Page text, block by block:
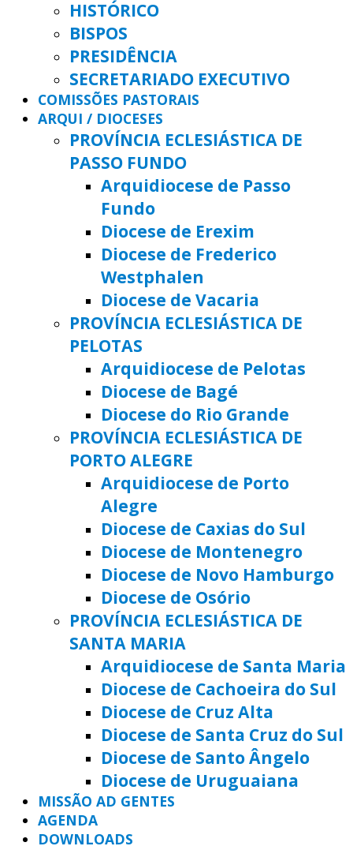
HISTÓRICO
BISPOS
PRESIDÊNCIA
SECRETARIADO EXECUTIVO
COMISSÕES PASTORAIS
ARQUI / DIOCESES
PROVÍNCIA ECLESIÁSTICA DE
PASSO FUNDO
Arquidiocese de Passo
Fundo
Diocese de Erexim
Diocese de Frederico
Westphalen
Diocese de Vacaria
PROVÍNCIA ECLESIÁSTICA DE
PELOTAS
Arquidiocese de Pelotas
Diocese de Bagé
Diocese do Rio Grande
PROVÍNCIA ECLESIÁSTICA DE
PORTO ALEGRE
Arquidiocese de Porto
Alegre
Diocese de Caxias do Sul
Diocese de Montenegro
Diocese de Novo Hamburgo
Diocese de Osório
PROVÍNCIA ECLESIÁSTICA DE
SANTA MARIA
Arquidiocese de Santa Maria
Diocese de Cachoeira do Sul
Diocese de Cruz Alta
Diocese de Santa Cruz do Sul
Diocese de Santo Ângelo
Diocese de Uruguaiana
MISSÃO AD GENTES
AGENDA
DOWNLOADS